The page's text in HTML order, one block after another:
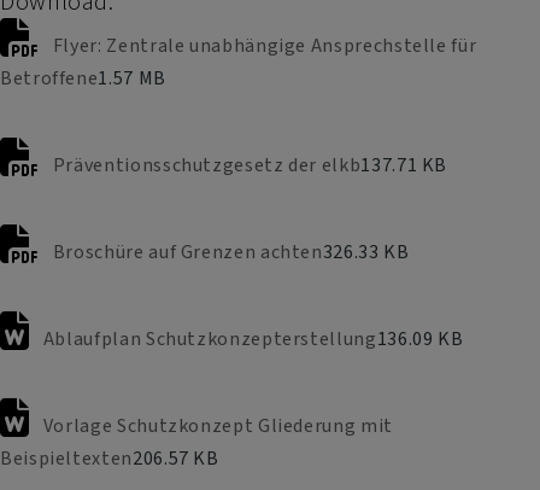
Flyer: Zentrale unabhängige Ansprechstelle für
Betroffene1.57 MB
Präventionsschutzgesetz der elkb137.71 KB
Broschüre auf Grenzen achten326.33 KB
Ablaufplan Schutzkonzepterstellung136.09 KB
Vorlage Schutzkonzept Gliederung mit
Beispieltexten206.57 KB